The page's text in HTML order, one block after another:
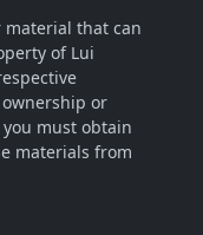
material that can
of Lui
or
must obtain
materials from